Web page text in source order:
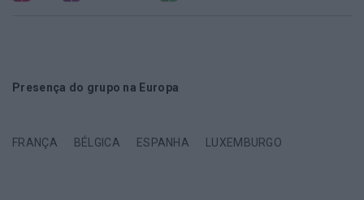
Presença do grupo na Europa
FRANÇA BÉLGICA ESPANHA LUXEMBURGO